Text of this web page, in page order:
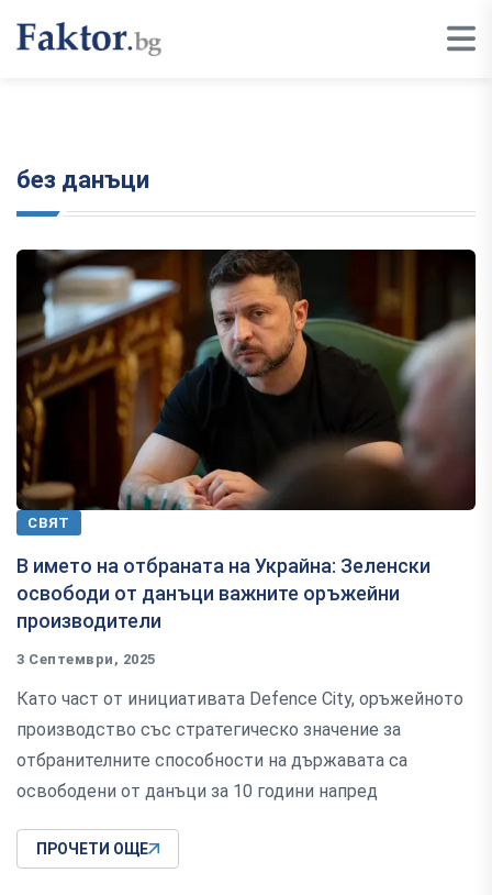
без данъци
СВЯТ
В името на отбраната на Украйна: Зеленски
освободи от данъци важните оръжейни
производители
3 Септември, 2025
Като част от инициативата Defence City, оръжейното
производство със стратегическо значение за
отбранителните способности на държавата са
освободени от данъци за 10 години напред
ПРОЧЕТИ ОЩЕ